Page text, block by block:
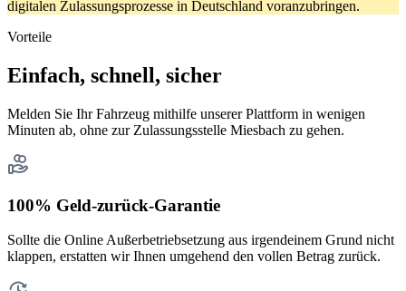
digitalen Zulassungsprozesse in Deutschland voranzubringen.
Vorteile
Einfach, schnell, sicher
Melden Sie Ihr Fahrzeug mithilfe unserer Plattform in wenigen
Minuten ab, ohne zur Zulassungsstelle Miesbach zu gehen.
100% Geld-zurück-Garantie
Sollte die Online Außerbetriebsetzung aus irgendeinem Grund nicht
klappen, erstatten wir Ihnen umgehend den vollen Betrag zurück.